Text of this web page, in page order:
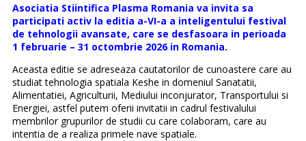
Asociatia Stiintifica Plasma Romania va invita sa
participati activ la editia a-VI-a a inteligentului festival
de tehnologii avansate, care se desfasoara in perioada
1 februarie – 31 octombrie 2026 in Romania.
Aceasta editie se adreseaza cautatorilor de cunoastere care au
studiat tehnologia spatiala Keshe in domeniul Sanatatii,
Alimentatiei, Agriculturii, Mediului inconjurator, Transportului si
Energiei, astfel putem oferii invitatii in cadrul festivalului
membrilor grupurilor de studii cu care colaboram, care au
intentia de a realiza primele nave spatiale.